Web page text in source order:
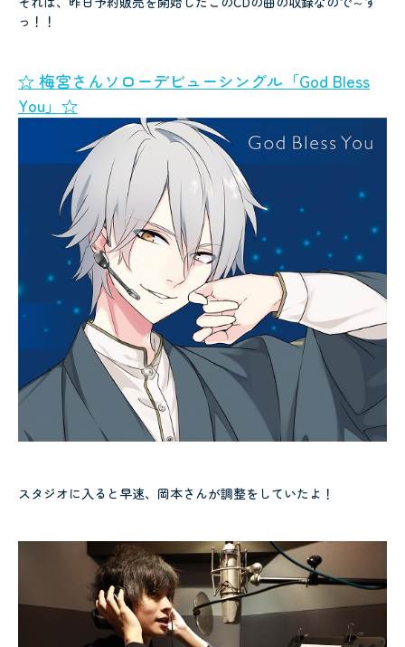
っ！！
☆ 梅宮さんソローデビューシングル「God Bless
You」☆
スタジオに入ると早速、岡本さんが調整をしていたよ！